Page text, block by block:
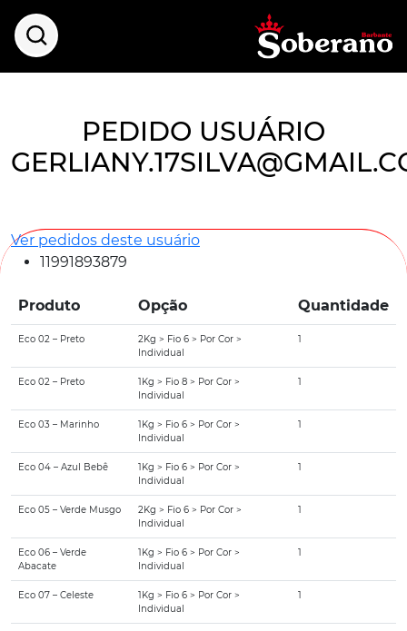
PEDIDO USUÁRIO
Ver pedidos deste usuário
11991893879
Produto Opção Quantidade
Eco 02 – Preto
2Kg > Fio 6 > Por Cor >
Individual
1
Eco 02 – Preto
1Kg > Fio 8 > Por Cor >
Individual
1
Eco 03 – Marinho
1Kg > Fio 6 > Por Cor >
Individual
1
Eco 04 – Azul Bebê
1Kg > Fio 6 > Por Cor >
Individual
1
Eco 05 – Verde Musgo
2Kg > Fio 6 > Por Cor >
Individual
1
Eco 06 – Verde
Abacate
1Kg > Fio 6 > Por Cor >
Individual
1
Eco 07 – Celeste
1Kg > Fio 6 > Por Cor >
Individual
1